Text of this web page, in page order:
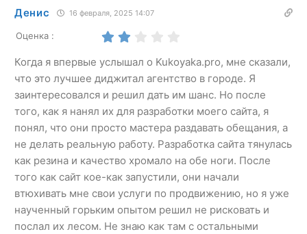
Денис 16 февраля, 2025 14:07
Оценка :
Когда я впервые услышал о Kukoyaka.pro, мне сказали,
что это лучшее диджитал агентство в городе. Я
заинтересовался и решил дать им шанс. Но после
того, как я нанял их для разработки моего сайта, я
понял, что они просто мастера раздавать обещания, а
не делать реальную работу. Разработка сайта тянулась
как резина и качество хромало на обе ноги. После
того как сайт кое-как запустили, они начали
втюхивать мне свои услуги по продвижению, но я уже
наученный горьким опытом решил не рисковать и
послал их лесом. Не знаю как там с остальными